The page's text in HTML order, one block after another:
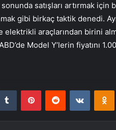
satışları artırmak için
gibi birkaç taktik denedi.
elektrikli araçlarından birini
Model Y’lerin fiyatını
Tumblr PinterestReddit